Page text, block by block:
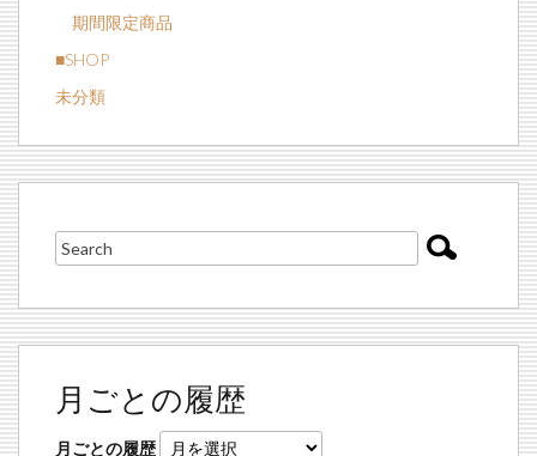
期間限定商品
■SHOP
未分類
月ごとの履歴
月ごとの履歴